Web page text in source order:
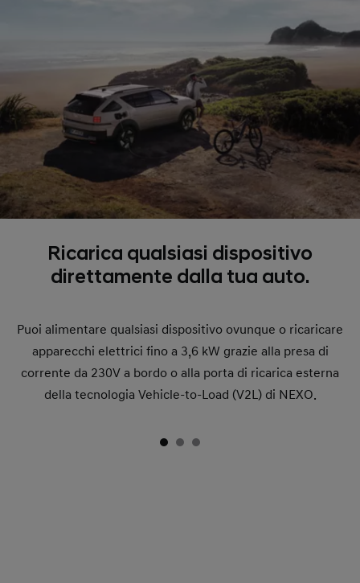
Ricarica qualsiasi dispositivo
direttamente dalla tua auto.
Puoi alimentare qualsiasi dispositivo ovunque o ricaricare
apparecchi elettrici fino a 3,6 kW grazie alla presa di
corrente da 230V a bordo o alla porta di ricarica esterna
della tecnologia Vehicle-to-Load (V2L) di NEXO.